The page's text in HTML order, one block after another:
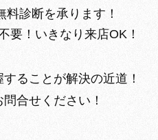
診断を承ります！
要！いきなり来店OK！
ることが解決の近道！
合せください！